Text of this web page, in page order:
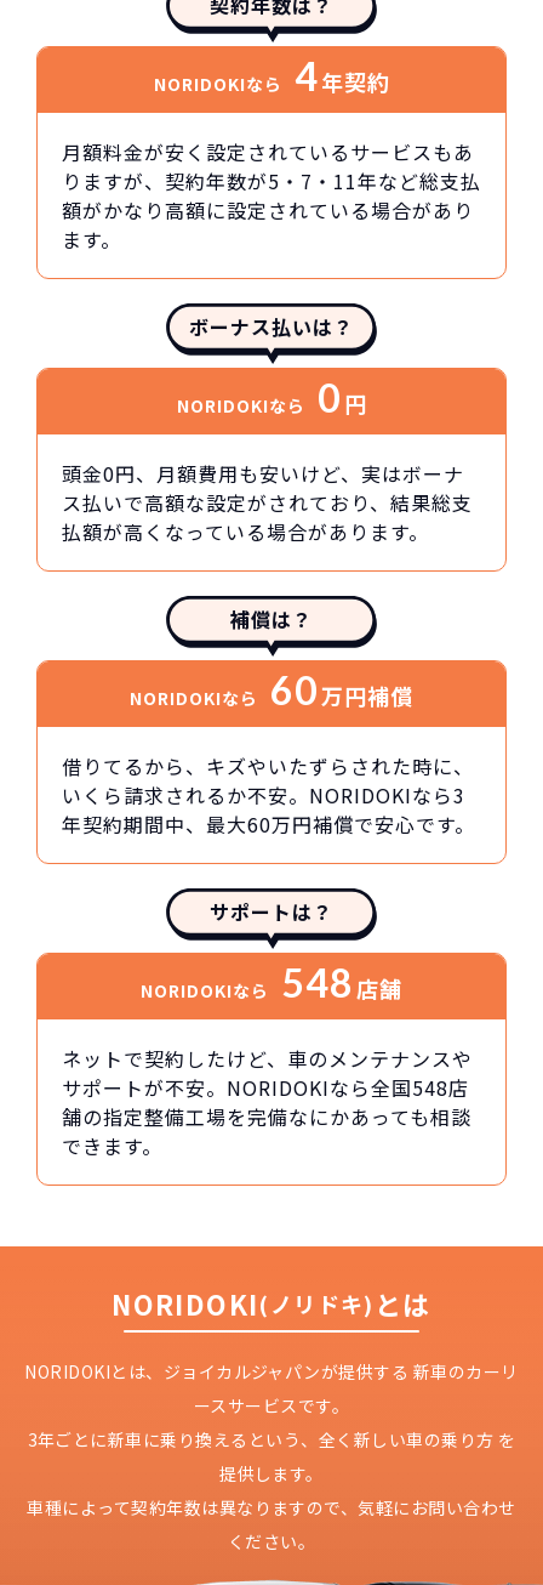
NORIDOKIなら 4年契約
月額料金が安く設定されているサービスもあ
りますが、契約年数が5・7・11年など総支払
額がかなり高額に設定されている場合があり
ます。
ボーナス払いは？
NORIDOKIなら 0円
頭金0円、月額費用も安いけど、実はボーナ
ス払いで高額な設定がされており、結果総支
払額が高くなっている場合があります。
補償は？
NORIDOKIなら 60万円補償
借りてるから、キズやいたずらされた時に、
いくら請求されるか不安。NORIDOKIなら3
年契約期間中、最大60万円補償で安心です。
サポートは？
NORIDOKIなら 548店舗
ネットで契約したけど、車のメンテナンスや
サポートが不安。NORIDOKIなら全国548店
舗の指定整備工場を完備なにかあっても相談
できます。
NORIDOKI(ノリドキ) とは
NORIDOKIとは、ジョイカルジャパンが提供する 新車のカーリ
ースサービスです。
3年ごとに新車に乗り換えるという、 全く新しい車の乗り方 を
提供します。
車種によって契約年数は異なりますので、気軽にお問い合わせ
ください。